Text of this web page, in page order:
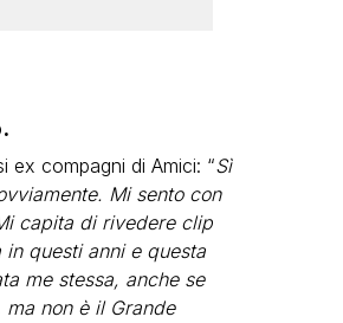
ex compagni di Amici: “Sì
Mi sento con
capita di rivedere clip
questi anni e questa
me stessa, anche se
non è il Grande